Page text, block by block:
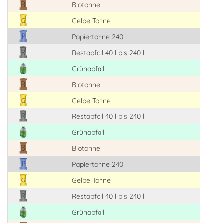
Biotonne
Gelbe Tonne
Papiertonne 240 l
Restabfall 40 l bis 240 l
Grünabfall
Biotonne
Gelbe Tonne
Restabfall 40 l bis 240 l
Grünabfall
Biotonne
Papiertonne 240 l
Gelbe Tonne
Restabfall 40 l bis 240 l
Grünabfall